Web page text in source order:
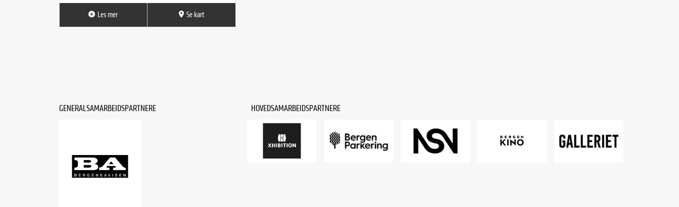
Les mer Se kart
GENERALSAMARBEIDSPARTNERE HOVEDSAMARBEIDSPARTNERE